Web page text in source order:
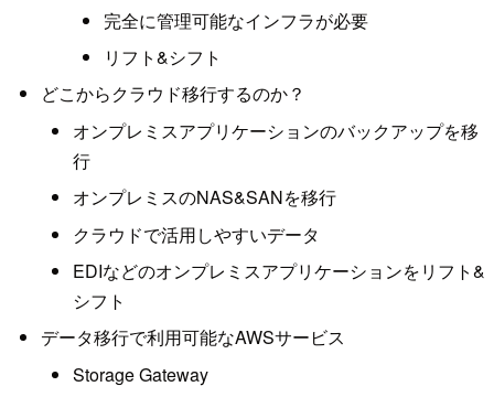
完全に管理可能なインフラが必要
リフト&シフト
どこからクラウド移行するのか？
オンプレミスアプリケーションのバックアップを移
行
オンプレミスのNAS&SANを移行
クラウドで活用しやすいデータ
EDIなどのオンプレミスアプリケーションをリフト&
シフト
データ移行で利用可能なAWSサービス
Storage Gateway